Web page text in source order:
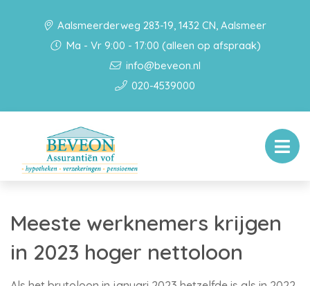
Aalsmeerderweg 283-19, 1432 CN, Aalsmeer
Ma - Vr 9:00 - 17:00 (alleen op afspraak)
info@beveon.nl
020-4539000
Meeste werknemers krijgen
in 2023 hoger nettoloon